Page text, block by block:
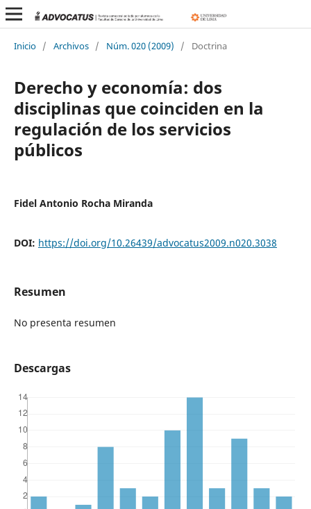
Inicio / Archivos / Núm. 020 (2009) / Doctrina
Derecho y economía: dos
disciplinas que coinciden en la
regulación de los servicios
públicos
Fidel Antonio Rocha Miranda
DOI: https://doi.org/10.26439/advocatus2009.n020.3038
Resumen
No presenta resumen
Descargas